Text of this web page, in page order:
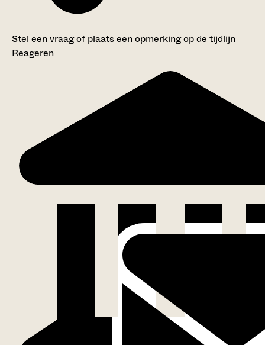
Stel een vraag of plaats een opmerking op de tijdlijn
Reageren